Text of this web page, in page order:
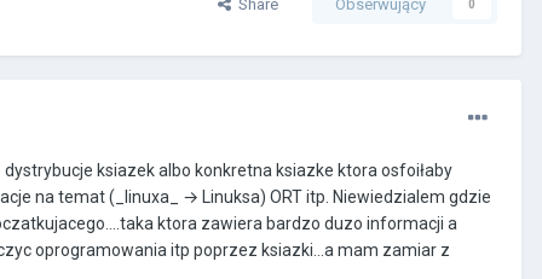
Share Obserwujący 0
ksiazek albo konkretna ksiazke ktora osfoiłaby
na temat (_linuxa_ → Linuksa) ORT itp. Niewiedzialem gdzie
ktora zawiera bardzo duzo informacji a
oprogramowania itp poprzez ksiazki...a mam zamiar z